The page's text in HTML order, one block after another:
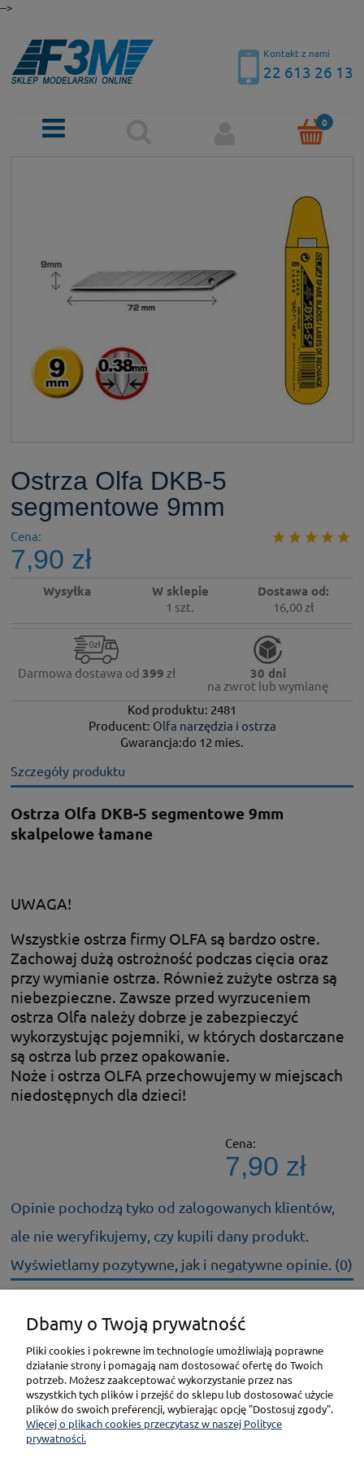
-->
Kontakt z nami
22 613 26 13
Ostrza Olfa DKB-5
segmentowe 9mm
Cena:
7,90 zł
Wysyłka W sklepie
1 szt.
Dostawa od:
16,00 zł
Darmowa dostawa od 399 zł 30 dni
na zwrot lub wymianę
Kod produktu: 2481
Producent: Olfa narzędzia i ostrza
Gwarancja:do 12 mies.
Szczegóły produktu
Ostrza Olfa DKB-5 segmentowe 9mm
skalpelowe łamane
UWAGA!
Wszystkie ostrza firmy OLFA są bardzo ostre.
Zachowaj dużą ostrożność podczas cięcia oraz
przy wymianie ostrza. Również zużyte ostrza są
niebezpieczne. Zawsze przed wyrzuceniem
ostrza Olfa należy dobrze je zabezpieczyć
wykorzystując pojemniki, w których dostarczane
są ostrza lub przez opakowanie.
Noże i ostrza OLFA przechowujemy w miejscach
niedostępnych dla dzieci!
Cena:
7,90 zł
Opinie pochodzą tyko od zalogowanych klientów,
ale nie weryfikujemy, czy kupili dany produkt.
Wyświetlamy pozytywne, jak i negatywne opinie. (0)
KONTAKT
POMOC
PŁATNOŚCI I DOSTAWA
Dbamy o Twoją prywatność
Pliki cookies i pokrewne im technologie umożliwiają poprawne
działanie strony i pomagają nam dostosować ofertę do Twoich
potrzeb. Możesz zaakceptować wykorzystanie przez nas
wszystkich tych plików i przejść do sklepu lub dostosować użycie
plików do swoich preferencji, wybierając opcję "Dostosuj zgody".
Więcej o plikach cookies przeczytasz w naszej Polityce
prywatności.